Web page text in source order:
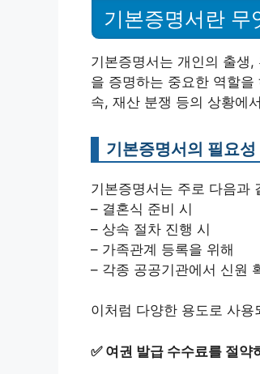
기본증명서란 무
기본증명서는 개인의 출생
을 증명하는 중요한 역할
속, 재산 분쟁 등의 상황에
기본증명서의 필요성
기본증명서는 주로 다음과
– 결혼식 준비 시
– 상속 절차 진행 시
– 가족관계 등록을 위해
– 각종 공공기관에서 신원
이처럼 다양한 용도로 사
✅ 여권 발급 수수료를 절약